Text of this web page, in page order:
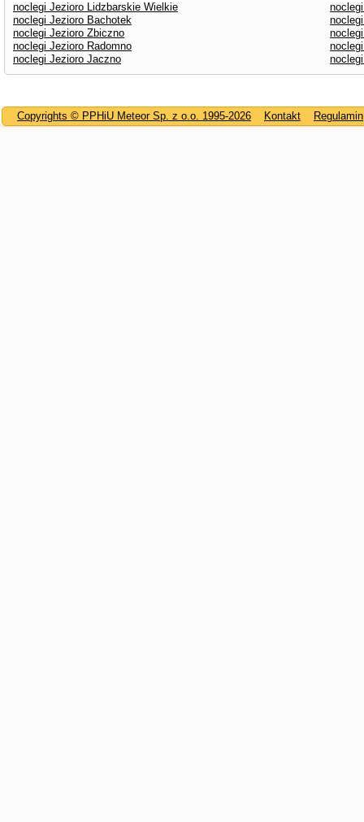
noclegi Jezioro Lidzbarskie Wielkie
noclegi Jezioro Bachotek
noclegi Jezioro Zbiczno
noclegi Jezioro Radomno
noclegi Jezioro Jaczno
Copyrights © PPHiU Meteor Sp. z o.o. 1995-2026 Kontakt Regulamin